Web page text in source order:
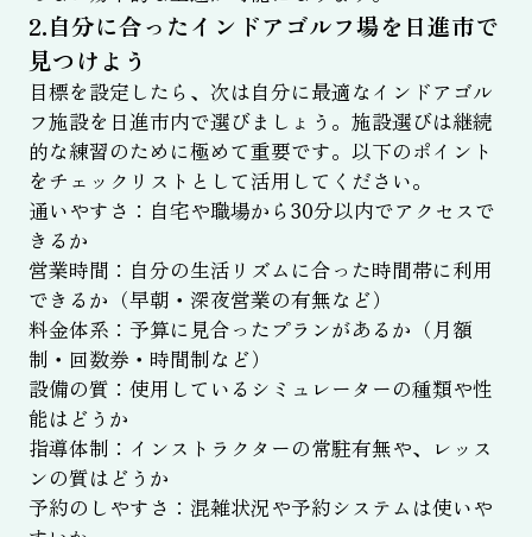
2.自分に合ったインドアゴルフ場を日進市で
見つけよう
目標を設定したら、次は自分に最適なインドアゴル
フ施設を日進市内で選びましょう。施設選びは継続
的な練習のために極めて重要です。以下のポイント
をチェックリストとして活用してください。
通いやすさ：自宅や職場から30分以内でアクセスで
きるか
営業時間：自分の生活リズムに合った時間帯に利用
できるか（早朝・深夜営業の有無など）
料金体系：予算に見合ったプランがあるか（月額
制・回数券・時間制など）
設備の質：使用しているシミュレーターの種類や性
能はどうか
指導体制：インストラクターの常駐有無や、レッス
ンの質はどうか
予約のしやすさ：混雑状況や予約システムは使いや